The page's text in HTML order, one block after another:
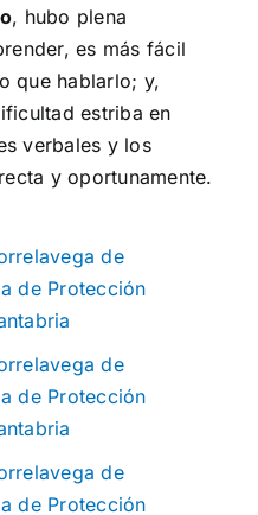
, hubo plena
es más fácil
que hablarlo; y,
estriba en
verbales y los
y oportunamente.